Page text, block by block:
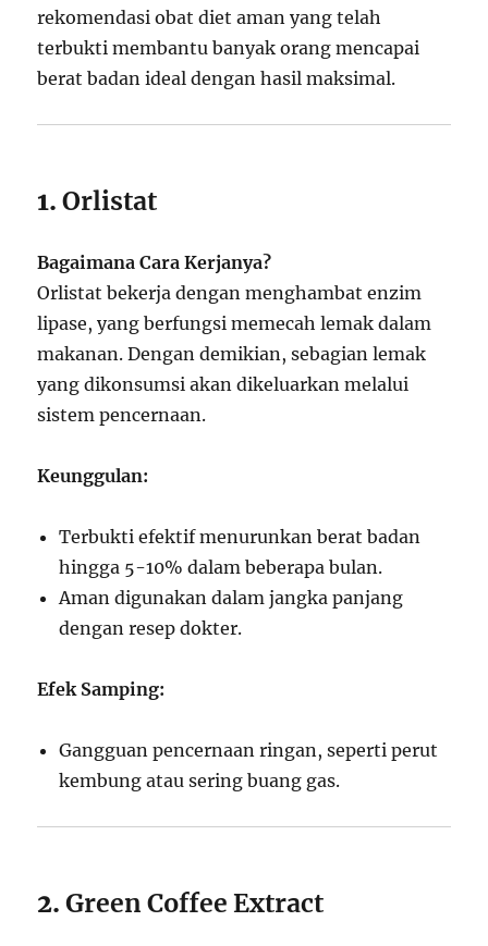
rekomendasi obat diet aman yang telah
terbukti membantu banyak orang mencapai
berat badan ideal dengan hasil maksimal.
1.Orlistat
Bagaimana Cara Kerjanya?
Orlistat bekerja dengan menghambat enzim
lipase, yang berfungsi memecah lemak dalam
makanan. Dengan demikian, sebagian lemak
yang dikonsumsi akan dikeluarkan melalui
sistem pencernaan.
Keunggulan:
Terbukti efektif menurunkan berat badan
hingga 5-10% dalam beberapa bulan.
Aman digunakan dalam jangka panjang
dengan resep dokter.
Efek Samping:
Gangguan pencernaan ringan, seperti perut
kembung atau sering buang gas.
2.Green Coffee Extract